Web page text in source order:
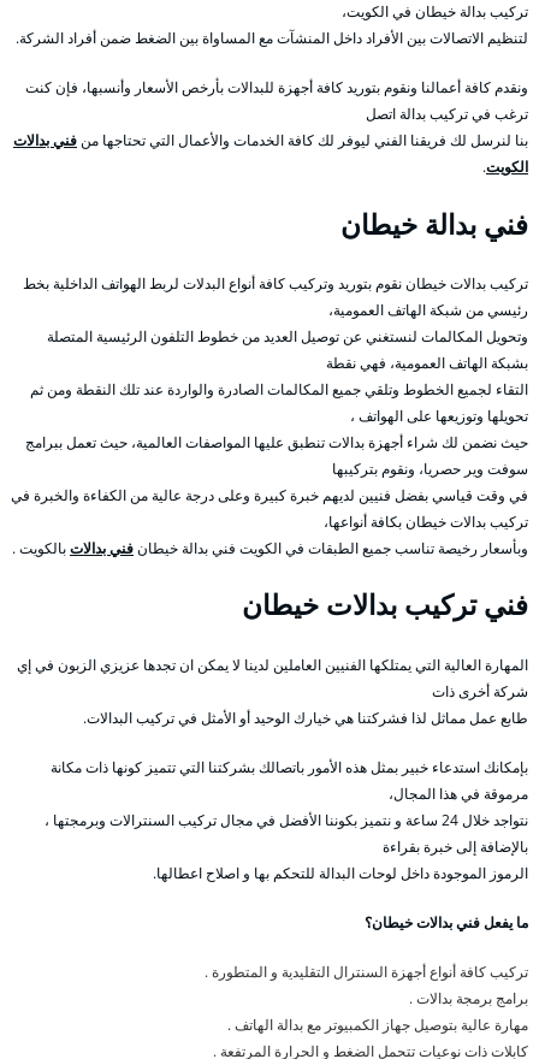
تركيب بدالة خيطان في الكويت،
لتنظيم الاتصالات بين الأفراد داخل المنشآت مع المساواة بين الضغط ضمن أفراد الشركة.
ونقدم كافة أعمالنا ونقوم بتوريد كافة أجهزة للبدالات بأرخص الأسعار وأنسبها، فإن كنت
ترغب في تركيب بدالة اتصل
بنا لنرسل لك فريقنا الفني ليوفر لك كافة الخدمات والأعمال التي تحتاجها منفني بدالات
الكويت.
فني بدالة خيطان
تركيب بدالات خيطان نقوم بتوريد وتركيب كافة أنواع البدلات لربط الهواتف الداخلية بخط
رئيسي من شبكة الهاتف العمومية،
وتحويل المكالمات لنستغني عن توصيل العديد من خطوط التلفون الرئيسية المتصلة
بشبكة الهاتف العمومية، فهي نقطة
التقاء لجميع الخطوط وتلقي جميع المكالمات الصادرة والواردة عند تلك النقطة ومن ثم
تحويلها وتوزيعها على الهواتف ،
حيث نضمن لك شراء أجهزة بدالات تنطبق عليها المواصفات العالمية، حيث تعمل ببرامج
سوفت وير حصريا، ونقوم بتركيبها
في وقت قياسي بفضل فنيين لديهم خبرة كبيرة وعلى درجة عالية من الكفاءة والخبرة في
تركيب بدالات خيطان بكافة أنواعها،
وبأسعار رخيصة تناسب جميع الطبقات في الكويت فني بدالة خيطانفني بدالاتبالكويت .
فني تركيب بدالات خيطان
المهارة العالية التي يمتلكها الفنيين العاملين لدينا لا يمكن ان تجدها عزيزي الزبون في إي
شركة أخرى ذات
طابع عمل مماثل لذا فشركتنا هي خيارك الوحيد أو الأمثل في تركيب البدالات.
بإمكانك استدعاء خبير بمثل هذه الأمور باتصالك بشركتنا التي تتميز كونها ذات مكانة
مرموقة في هذا المجال،
نتواجد خلال 24 ساعة و نتميز بكوننا الأفضل في مجال تركيب السنترالات وبرمجتها ،
بالإضافة إلى خبرة بقراءة
الرموز الموجودة داخل لوحات البدالة للتحكم بها و اصلاح اعطالها.
ما يفعل فني بدالات خيطان؟
تركيب كافة أنواع أجهزة السنترال التقليدية و المتطورة .
برامج برمجة بدالات .
مهارة عالية بتوصيل جهاز الكمبيوتر مع بدالة الهاتف .
كابلات ذات نوعيات تتحمل الضغط و الحرارة المرتفعة .